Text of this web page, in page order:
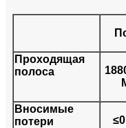
Проходящая
полоса
Вносимые
потери